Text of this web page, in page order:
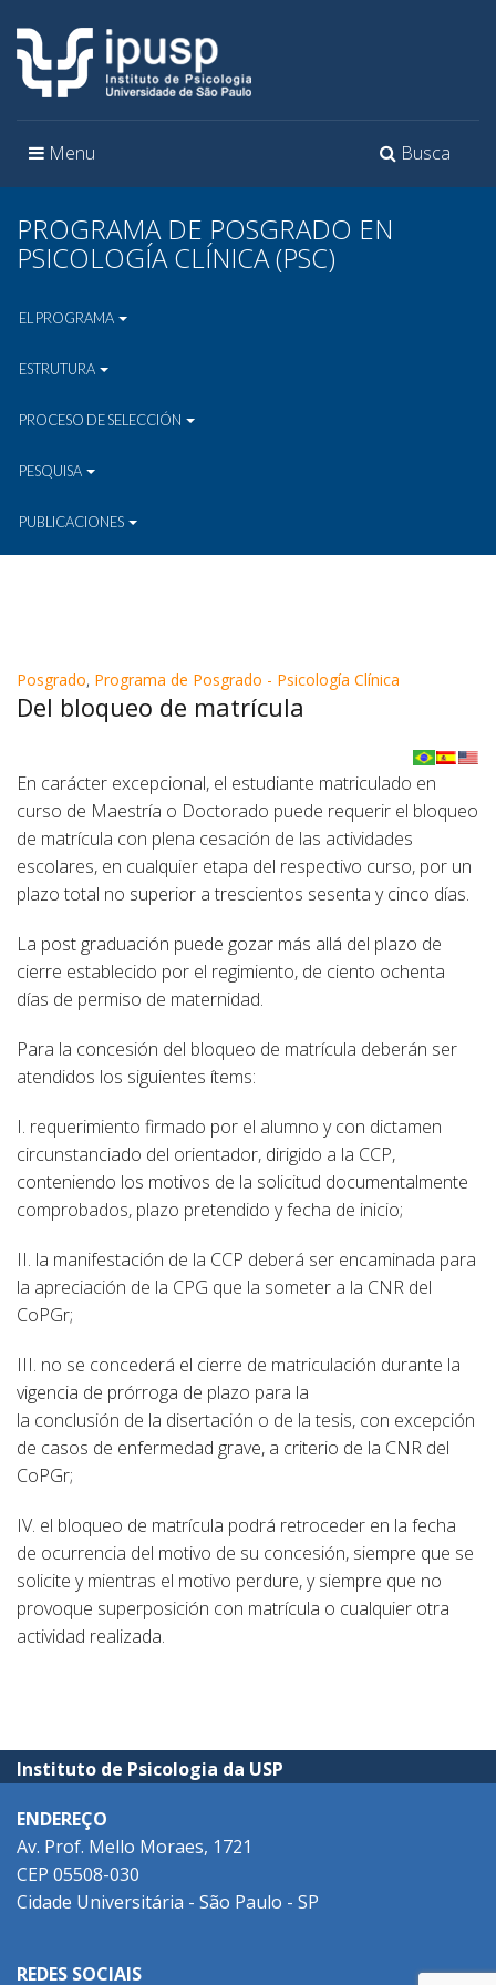
Toggle
Busca
Toggle
Menu
PROGRAMA DE POSGRADO EN
PSICOLOGÍA CLÍNICA (PSC)
EL PROGRAMA
ESTRUTURA
PROCESO DE SELECCIÓN
PESQUISA
PUBLICACIONES
Posgrado, Programa de Posgrado - Psicología Clínica
Del bloqueo de matrícula
En carácter excepcional, el estudiante matriculado en
curso de Maestría o Doctorado puede requerir el bloqueo
de matrícula con plena cesación de las actividades
escolares, en cualquier etapa del respectivo curso, por un
plazo total no superior a trescientos sesenta y cinco días.
La post graduación puede gozar más allá del plazo de
cierre establecido por el regimiento, de ciento ochenta
días de permiso de maternidad.
Para la concesión del bloqueo de matrícula deberán ser
atendidos los siguientes ítems:
I. requerimiento firmado por el alumno y con dictamen
circunstanciado del orientador, dirigido a la CCP,
conteniendo los motivos de la solicitud documentalmente
comprobados, plazo pretendido y fecha de inicio;
II. la manifestación de la CCP deberá ser encaminada para
la apreciación de la CPG que la someter a la CNR del
CoPGr;
III. no se concederá el cierre de matriculación durante la
vigencia de prórroga de plazo para la
la conclusión de la disertación o de la tesis, con excepción
de casos de enfermedad grave, a criterio de la CNR del
CoPGr;
IV. el bloqueo de matrícula podrá retroceder en la fecha
de ocurrencia del motivo de su concesión, siempre que se
solicite y mientras el motivo perdure, y siempre que no
provoque superposición con matrícula o cualquier otra
actividad realizada.
Instituto de Psicologia da USP
ENDEREÇO
Av. Prof. Mello Moraes, 1721
CEP 05508-030
Cidade Universitária - São Paulo - SP
REDES SOCIAIS